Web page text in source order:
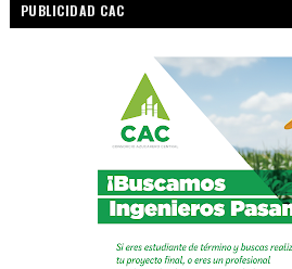
PUBLICIDAD CAC